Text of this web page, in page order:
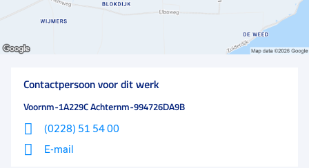
Contactpersoon voor dit werk
Voornm-1A229C Achternm-994726DA9B
(0228) 51 54 00
E-mail